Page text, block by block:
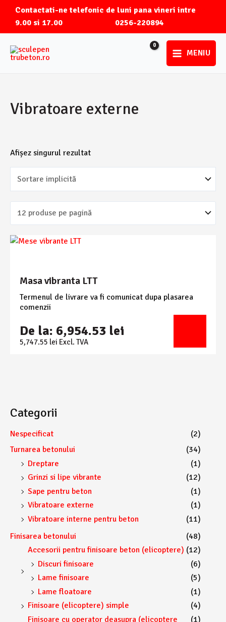
content
Contactati-ne telefonic de luni pana vineri intre
9.00 si 17.00 0256-220894
Main
MENIU
Categorii
Nespecificat
(2)
Turnarea betonului
(34)
Dreptare
(1)
Grinzi si lipe vibrante
(12)
Sape pentru beton
(1)
Vibratoare externe
(1)
Vibratoare interne pentru beton
(11)
Finisarea betonului
(48)
Accesorii pentru finisoare beton (elicoptere) (12)
Discuri finisoare
(6)
Lame finisoare
(5)
Lame floatoare
(1)
Finisoare (elicoptere) simple
(4)
Finisoare cu operator deasupra (elicoptere
(1)
Vibratoare externe
Afișez singurul rezultat
Masa vibranta LTT
Termenul de livrare va fi comunicat dupa plasarea
comenzii
De la: 6,954.53 lei
5,747.55 lei Excl. TVA